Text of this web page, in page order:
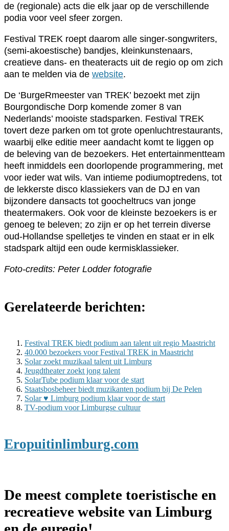
de (regionale) acts die elk jaar op de verschillende
podia voor veel sfeer zorgen.
Festival TREK roept daarom alle singer-songwriters,
(semi-akoestische) bandjes, kleinkunstenaars,
creatieve dans- en theateracts uit de regio op om zich
aan te melden via de website.
De ‘BurgeRmeester van TREK’ bezoekt met zijn
Bourgondische Dorp komende zomer 8 van
Nederlands’ mooiste stadsparken. Festival TREK
tovert deze parken om tot grote openluchtrestaurants,
waarbij elke editie meer aandacht komt te liggen op
de beleving van de bezoekers. Het entertainmentteam
heeft inmiddels een doorlopende programmering, met
voor ieder wat wils. Van intieme podiumoptredens, tot
de lekkerste disco klassiekers van de DJ en van
bijzondere dansacts tot goocheltrucs van jonge
theatermakers. Ook voor de kleinste bezoekers is er
genoeg te beleven; zo zijn er op het terrein diverse
oud-Hollandse spelletjes te vinden en staat er in elk
stadspark altijd een oude kermisklassieker.
Foto-credits: Peter Lodder fotografie
Gerelateerde berichten:
Festival TREK biedt podium aan talent uit regio Maastricht
40.000 bezoekers voor Festival TREK in Maastricht
Solar zoekt muzikaal talent uit Limburg
Jeugdtheater zoekt jong talent
SolarTube podium klaar voor de start
Staatsbosbeheer biedt muzikanten podium bij De Pelen
Solar ♥ Limburg podium klaar voor de start
TV-podium voor Limburgse cultuur
Eropuitinlimburg.com
De meest complete toeristische en
recreatieve website van Limburg